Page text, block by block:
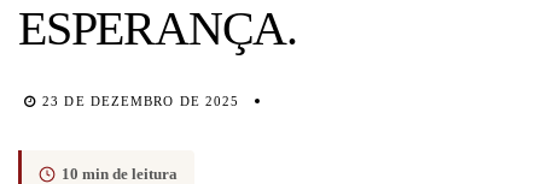
ESPERANÇA.
23 DE DEZEMBRO DE 2025
10 min de leitura